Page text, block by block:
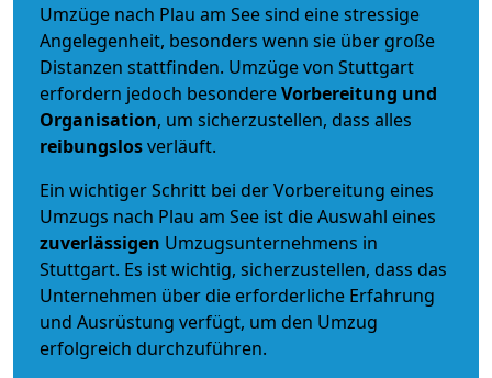
Umzüge nach Plau am See sind eine stressige
Angelegenheit, besonders wenn sie über große
Distanzen stattfinden. Umzüge von Stuttgart
erfordern jedoch besondereVorbereitung und
Organisation, um sicherzustellen, dass alles
reibungslosverläuft.
Ein wichtiger Schritt bei der Vorbereitung eines
Umzugs nach Plau am See ist die Auswahl eines
zuverlässigen Umzugsunternehmens in
Stuttgart. Es ist wichtig, sicherzustellen, dass das
Unternehmen über die erforderliche Erfahrung
und Ausrüstung verfügt, um den Umzug
erfolgreich durchzuführen.